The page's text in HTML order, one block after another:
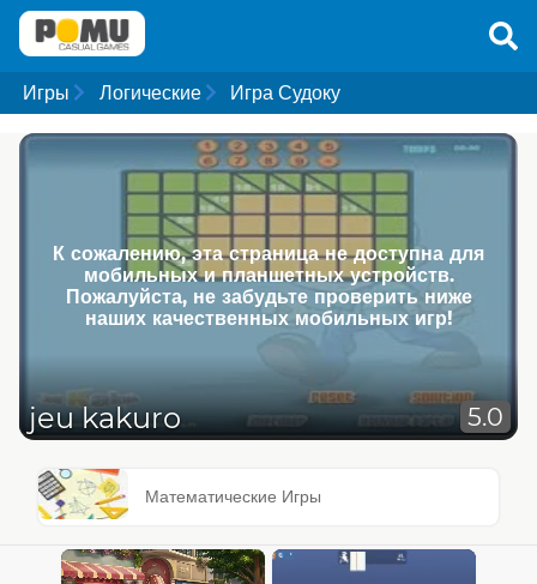
Игры Логические Игра Судоку
К сожалению, эта страница не доступна для
мобильных и планшетных устройств.
Пожалуйста, не забудьте проверить ниже
наших качественных мобильных игр!
jeu kakuro 5.0
Математические Игры